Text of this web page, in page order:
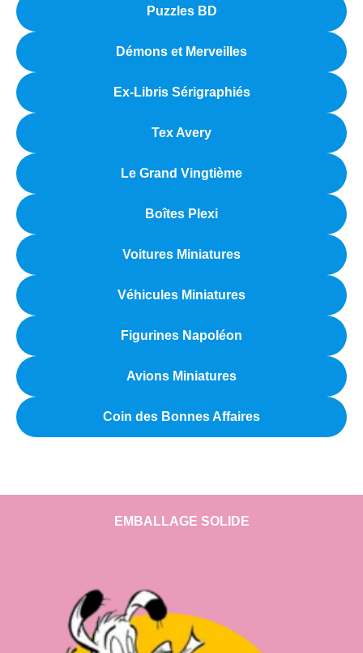
Puzzles BD
Démons et Merveilles
Ex-Libris Sérigraphiés
Tex Avery
Le Grand Vingtième
Boîtes Plexi
Voitures Miniatures
Véhicules Miniatures
Figurines Napoléon
Avions Miniatures
Coin des Bonnes Affaires
EMBALLAGE SOLIDE